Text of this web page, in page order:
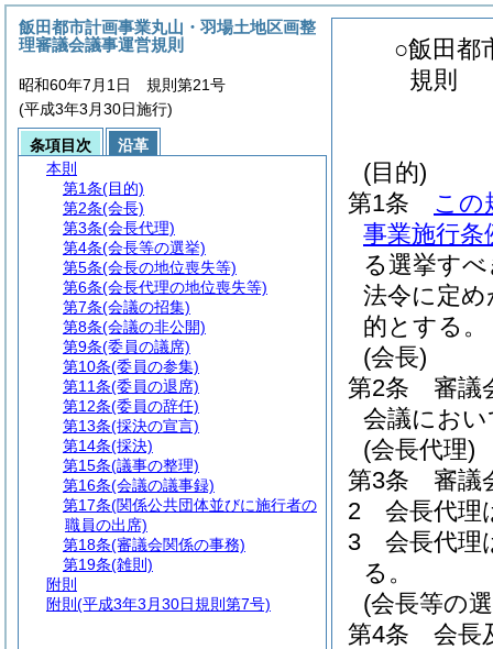
○飯田都
規則
(目的)
第1条
この
事業施行条
る選挙す
法令に定
的とする。
(会長)
第2条
審議
会議にお
(会長代理)
第3条
審議
2
会長代理
3
会長代理
る。
(会長等の
第4条
会長
飯田都市計画事業丸山・羽場土地区画整
理審議会議事運営規則
昭和60年7月1日 規則第21号
(平成3年3月30日施行)
条項目次
沿革
本則
第1条(目的)
第2条(会長)
第3条(会長代理)
第4条(会長等の選挙)
第5条(会長の地位喪失等)
第6条(会長代理の地位喪失等)
第7条(会議の招集)
第8条(会議の非公開)
第9条(委員の議席)
第10条(委員の参集)
第11条(委員の退席)
第12条(委員の辞任)
第13条(採決の宣言)
第14条(採決)
第15条(議事の整理)
第16条(会議の議事録)
第17条(関係公共団体並びに施行者の
職員の出席)
第18条(審議会関係の事務)
第19条(雑則)
附則
附則 (平成3年3月30日規則第7号)